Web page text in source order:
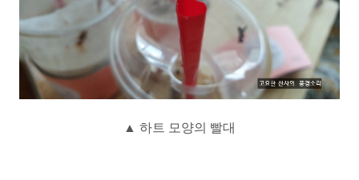
▲ 하트 모양의 빨대